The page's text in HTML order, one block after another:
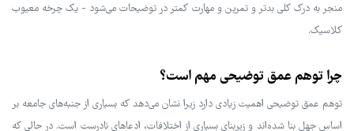
منجر به درک کلی بدتر و تمرین و مهارت کمتر در توضیحات می‌شود - یک چرخه معیوب
کلاسیک.
چرا توهم عمق توضیحی مهم است؟
توهم عمق توضیحی اهمیت زیادی دارد زیرا نشان می‌دهد که بسیاری از جنبه‌های جامعه بر
اساس جهل بنا شده‌اند و زیربنای بسیاری از اختلافات، ادعاهای نادرست است. در حالی که